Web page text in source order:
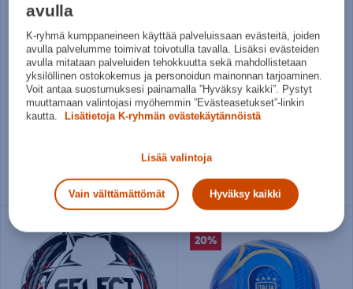
adidas
AFA Mini Home - tekniikkapallo
16,95€
adidas
59,95€
Norm. hinta:
30pv alin hinta: 59,95€
4
20%
avulla
K-ryhmä kumppaneineen käyttää palveluissaan evästeitä, joiden
avulla palvelumme toimivat toivotulla tavalla. Lisäksi evästeiden
avulla mitataan palveluiden tehokkuutta sekä mahdollistetaan
yksilöllinen ostokokemus ja personoidun mainonnan tarjoaminen.
Voit antaa suostumuksesi painamalla ”Hyväksy kaikki”. Pystyt
muuttamaan valintojasi myöhemmin ”Evästeasetukset”-linkin
kautta.
Lisätietoja K-ryhmän evästekäytännöistä
Lisää valintoja
Vain välttämättömät Hyväksy kaikki